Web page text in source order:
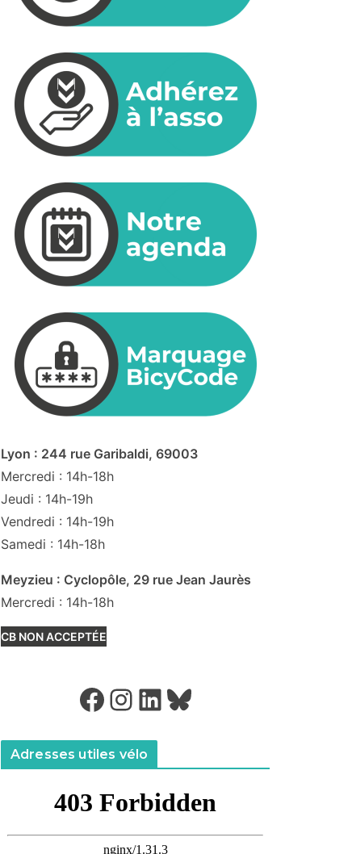
Lyon : 244 rue Garibaldi, 69003
Mercredi : 14h-18h
Jeudi : 14h-19h
Vendredi : 14h-19h
Samedi : 14h-18h
Meyzieu : Cyclopôle, 29 rue Jean Jaurès
Mercredi : 14h-18h
CB NON ACCEPTÉE
Facebook Instagram LinkedIn Bluesky
Adresses utiles vélo